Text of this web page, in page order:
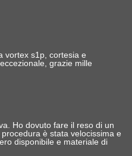
vortex s1p, cortesia e
grazie mille
Ho dovuto fare il reso di un
è stata velocissima e
disponibile e materiale di